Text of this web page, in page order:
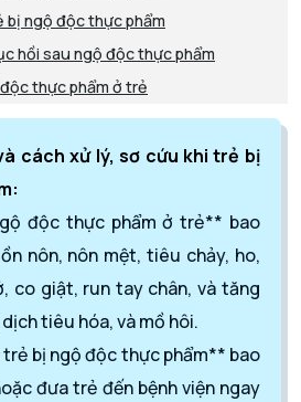
bị ngộ độc thực phẩm
hồi sau ngộ độc thực phẩm
thực phẩm ở trẻ
cách xử lý, sơ cứu khi trẻ bị
độc thực phẩm ở trẻ** bao
nôn, nôn mệt, tiêu chảy, ho,
co giật, run tay chân, và tăng
tiêu hóa, và mồ hôi.
bị ngộ độc thực phẩm** bao
đưa trẻ đến bệnh viện ngay